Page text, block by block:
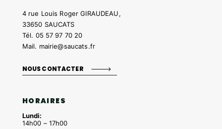
4 rue Louis Roger GIRAUDEAU,
33650 SAUCATS
Tél. 05 57 97 70 20
Mail. mairie@saucats.fr
NOUS CONTACTER
HORAIRES
Lundi:
14h00 – 17h00